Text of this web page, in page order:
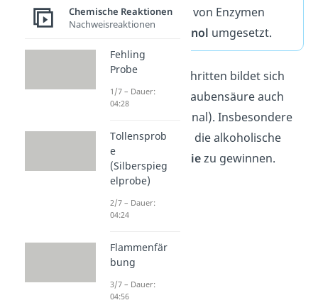
Glucosemithilfe von Enzymen
anaerobzu Ethanol umgesetzt.
In den Zwischenschritten bildet sich
neben der Brenztraubensäure auch
(Ethanal). Insbesondere
die Hefe betreiben die alkoholische
Gärung, um
Energiezu gewinnen.
Chemische Reaktionen
Nachweisreaktionen
Fehling
Probe
1/7 – Dauer:
04:28
Tollensprob
e
(Silberspieg
elprobe)
2/7 – Dauer:
04:24
Flammenfär
bung
3/7 – Dauer:
04:56